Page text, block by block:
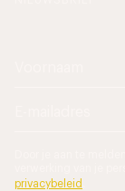
privacybeleid